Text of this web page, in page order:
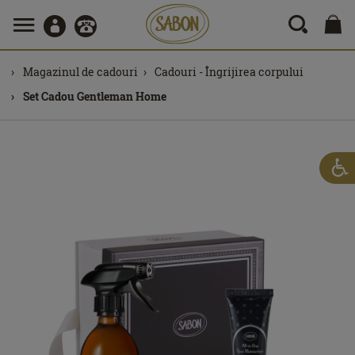
Magazinul de cadouri
Cadouri - Îngrijirea corpului
Set Cadou Gentleman Home